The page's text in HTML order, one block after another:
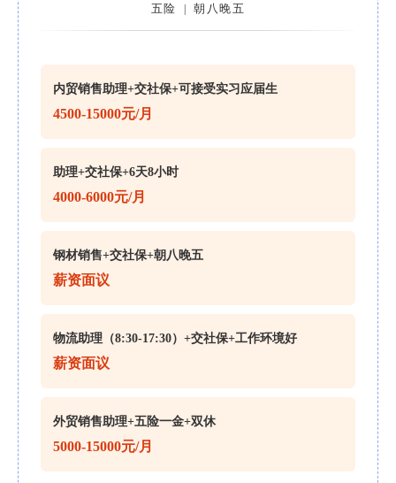
五险 朝八晚五
内贸销售助理+交社保+可接受实习应届生
4500-15000元/月
助理+交社保+6天8小时
4000-6000元/月
钢材销售+交社保+朝八晚五
薪资面议
物流助理（8:30-17:30）+交社保+工作环境好
薪资面议
外贸销售助理+五险一金+双休
5000-15000元/月